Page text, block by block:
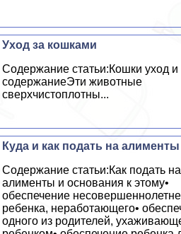
Уход за кошками
Содержание статьи:Кошки уход и
содержаниеЭти животные
сверхчистоплотны...
Куда и как подать на алименты
Содержание статьи:Как подать на
алименты и основания к этому•
обеспечение
ребенка, неработающего•
одного из родителей,